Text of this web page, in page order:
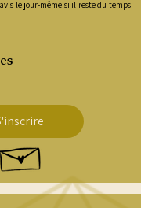
le jour-même si il reste du temps